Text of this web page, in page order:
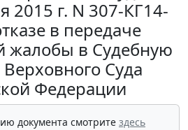
2015 г. N 307-КГ14-
в передаче
жалобы в Судебную
Суда
Федерации
документа смотрите здесь